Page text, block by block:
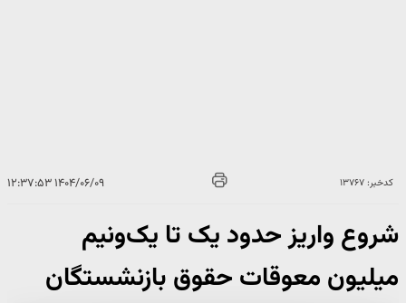
کدخبر: ۱۳۷۶۷ ۱۴۰۴/۰۶/۰۹ ۱۲:۳۷:۵۳
شروع واریز حدود یک تا یک‌ونیم
میلیون معوقات حقوق بازنشستگان